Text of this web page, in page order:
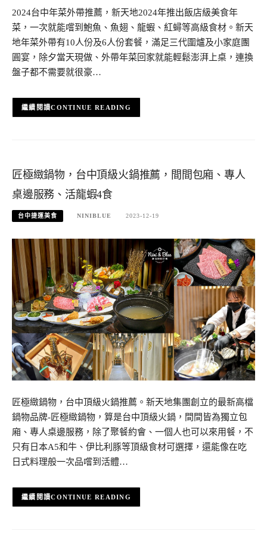
2024台中年菜外帶推薦，新天地2024年推出飯店級美食年
菜，一次就能嚐到鮑魚、魚翅、龍蝦、紅蟳等高級食材。新天
地年菜外帶有10人份及6人份套餐，滿足三代圍爐及小家庭團
圓宴，除夕當天現做、外帶年菜回家就能輕鬆澎湃上桌，連換
盤子都不需要就很豪…
CONTINUE READING
匠極緻鍋物，台中頂級火鍋推薦，間間包廂、專人
桌邊服務、活龍蝦4食
台中捷運美食 NINIBLUE 2023-12-19
匠極緻鍋物，台中頂級火鍋推薦。新天地集團創立的最新高檔
鍋物品牌-匠極緻鍋物，算是台中頂級火鍋，間間皆為獨立包
廂、專人桌邊服務，除了聚餐約會、一個人也可以來用餐，不
只有日本A5和牛、伊比利豚等頂級食材可選擇，還能像在吃
日式料理般一次品嚐到活體…
CONTINUE READING